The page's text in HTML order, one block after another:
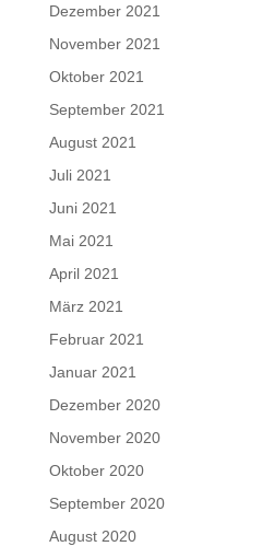
Dezember 2021
November 2021
Oktober 2021
September 2021
August 2021
Juli 2021
Juni 2021
Mai 2021
April 2021
März 2021
Februar 2021
Januar 2021
Dezember 2020
November 2020
Oktober 2020
September 2020
August 2020